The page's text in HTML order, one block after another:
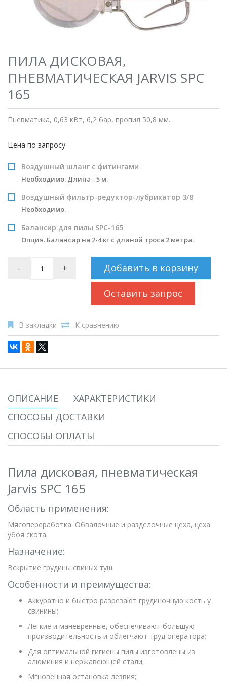
ПИЛА ДИСКОВАЯ,
ПНЕВМАТИЧЕСКАЯ JARVIS SPC
165
Пневматика, 0,63 кВт, 6,2 бар, пропил 50,8 мм.
Цена по запросу
Воздушный шланг с фитингами
Необходимо. Длина - 5 м.
Воздушный фильтр-редуктор-лубрикатор 3/8
Необходимо.
Балансир для пилы SPC-165
Опция. Балансир на 2-4 кг с длиной троса 2 метра.
- + Добавить в корзину
Оставить запрос
В закладки К сравнению
ОПИСАНИЕ
ХАРАКТЕРИСТИКИ
СПОСОБЫ ДОСТАВКИ
СПОСОБЫ ОПЛАТЫ
Пила дисковая, пневматическая
Jarvis SPC 165
Область применения:
Мясопереработка. Обвалочные и разделочные цеха, цеха
убоя скота.
Назначение:
Вскрытие грудины свиных туш.
Особенности и преимущества:
Аккуратно и быстро разрезают грудиночную кость у
свинины;
Легкие и маневренные, обеспечивают большую
производительность и облегчают труд оператора;
Для оптимальной гигиены пилы изготовлены из
алюминия и нержавеющей стали;
Мгновенная остановка лезвия;